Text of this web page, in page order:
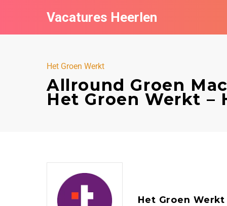
Vacatures Heerlen
Het Groen Werkt
Allround Groen
Het Groen Werkt –
Het Groen Werkt